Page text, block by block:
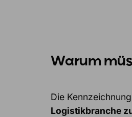
Warum
Die
Logistikbranche